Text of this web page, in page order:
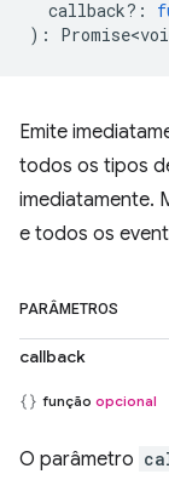
callback? :
) :
Emite
todos os tipos
imediatamente.
e todos os
PARÂMETROS
callback
função opcional
O parâmetro